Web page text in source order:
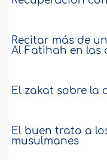
Recitar más de
Al Fatihah en las
El zakat sobre la
El buen trato a
musulmanes